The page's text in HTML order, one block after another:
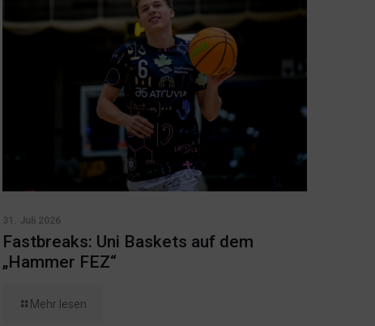
31. Juli 2026
Fastbreaks: Uni Baskets auf dem
„Hammer FEZ“
Mehr lesen